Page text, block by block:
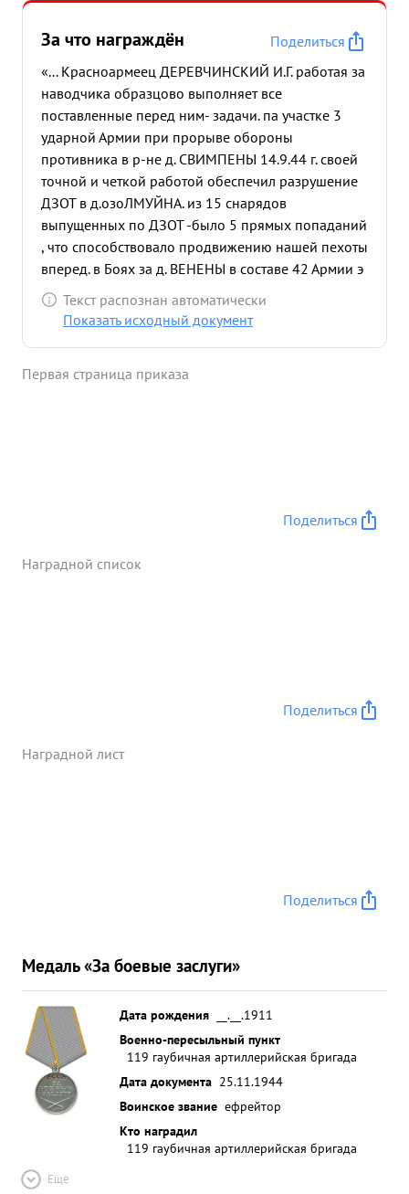
За что награждён
Поделиться
«... Красноармеец ДЕРЕВЧИНСКИЙ И.Г. работая за
наводчика образцово выполняет все
поставленные перед ним- задачи. па участке 3
ударной Армии при прорыве обороны
противника в р-не д. СВИМПЕНЫ 14.9.44 г. своей
точной и четкой работой обеспечил разрушение
ДЗОТ в д.озоЛМУЙНА. из 15 снарядов
выпущенных по ДЗОТ -было 5 прямых попаданий
, что способствовало продвижению нашей пехоты
вперед. в Боях за д. ВЕНЕНЫ в составе 42 Армии э
противник четыре раза переходил в контратаку
поддерживаемую 2-я самоходными орудиями
"ФЕРДИНАНД". в этом большая заслуга кр-ца
Текст распознан автоматически
Показать исходный документ
Первая страница приказа
Поделиться
Наградной список
Поделиться
Наградной лист
Поделиться
Медаль «За боевые заслуги»
Дата рождения
__.__.1911
Военно-пересыльный пункт
119 гаубичная артиллерийская бригада
Дата документа 25.11.1944
Воинское звание ефрейтор
Кто наградил
119 гаубичная артиллерийская бригада
Ещё